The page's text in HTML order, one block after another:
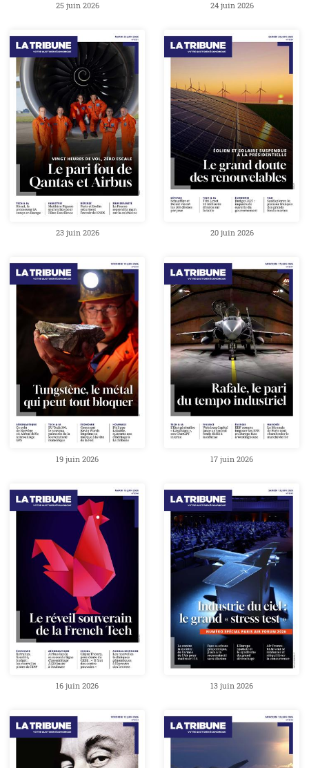
25 juin 2026 24 juin 2026
23 juin 2026 20 juin 2026
19 juin 2026 17 juin 2026
16 juin 2026 13 juin 2026